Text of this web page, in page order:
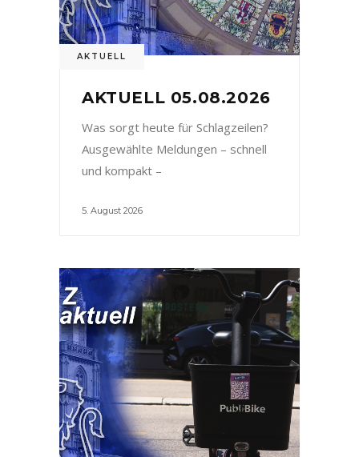
AKTUELL
AKTUELL 05.08.2026
Was sorgt heute für Schlagzeilen?
Ausgewählte Meldungen – schnell
und kompakt –
5. August 2026